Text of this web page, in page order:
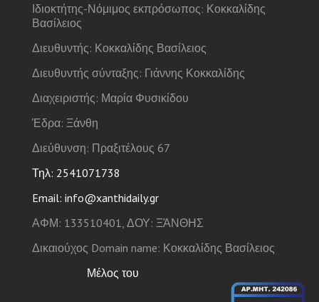
Ιδιοκτήτης-Νόμιμος εκπρόσωπος: Κοκκαλίδης
Βασίλειος
Διευθυντής: Κοκκαλίδης Βασίλειος
Διευθυντής σύνταξης: Γιάννης Κοκκαλίδης
Διαχειριστής: Μαρία Φυσικίδου
Έδρα: Ξάνθη
Διεύθυνση: Πραξιτέλους 67
Τηλ: 2541071738
Email: info@xanthidaily.gr
ΑΦΜ: 133510401, ΔΟΥ: ΞΆΝΘΗΣ
Δικαιούχος Domain name: Κοκκαλίδης Βασίλειος
Μέλος του